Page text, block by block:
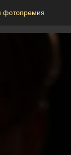
фотопремия
лайк - Назад